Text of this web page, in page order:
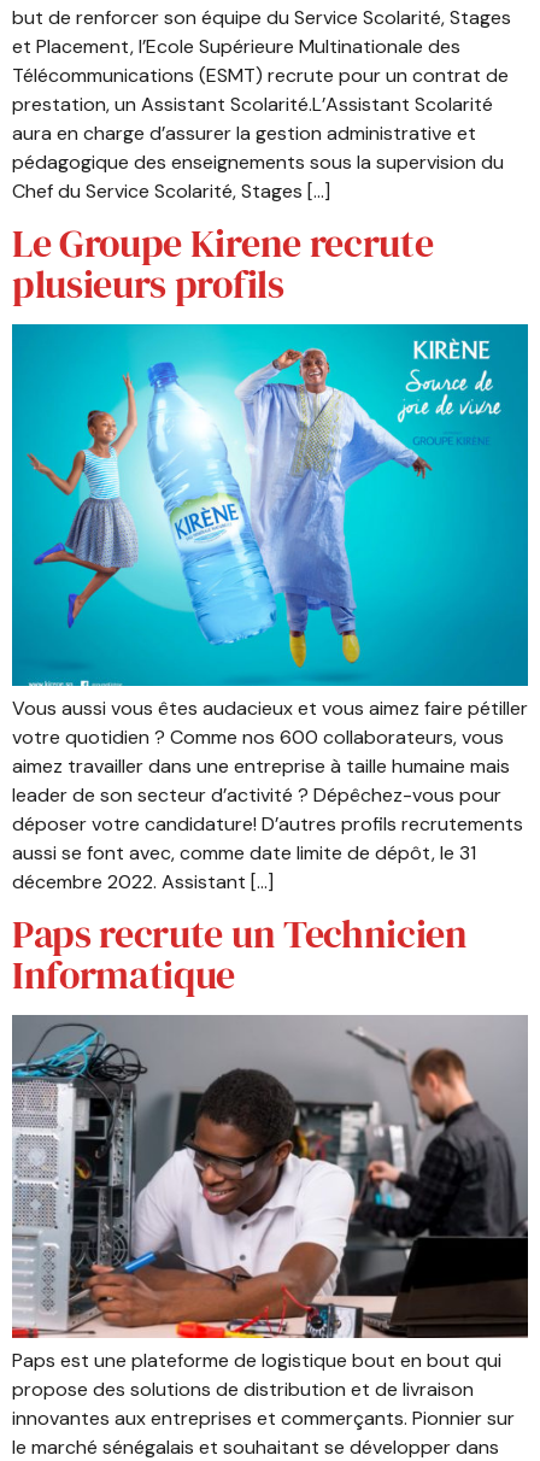
but de renforcer son équipe du Service Scolarité, Stages
et Placement, l’Ecole Supérieure Multinationale des
Télécommunications (ESMT) recrute pour un contrat de
prestation, un Assistant Scolarité.L’Assistant Scolarité
aura en charge d’assurer la gestion administrative et
pédagogique des enseignements sous la supervision du
Chef du Service Scolarité, Stages […]
Le Groupe Kirene recrute
plusieurs profils
Vous aussi vous êtes audacieux et vous aimez faire pétiller
votre quotidien ? Comme nos 600 collaborateurs, vous
aimez travailler dans une entreprise à taille humaine mais
leader de son secteur d’activité ? Dépêchez-vous pour
déposer votre candidature! D’autres profils recrutements
aussi se font avec, comme date limite de dépôt, le 31
décembre 2022. Assistant […]
Paps recrute un Technicien
Informatique
Paps est une plateforme de logistique bout en bout qui
propose des solutions de distribution et de livraison
innovantes aux entreprises et commerçants. Pionnier sur
le marché sénégalais et souhaitant se développer dans